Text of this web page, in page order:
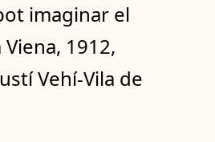
imaginar el
1912,
Vehí-Vila de